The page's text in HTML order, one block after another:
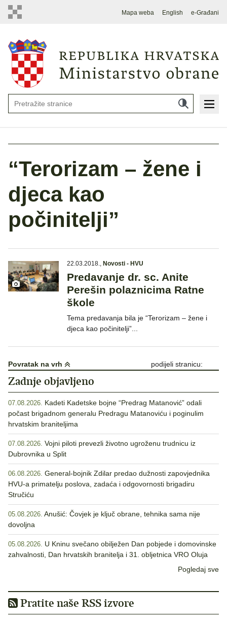
Mapa weba English e-Građani
“Terorizam – žene i
djeca kao
počinitelji”
22.03.2018., Novosti - HVU
Predavanje dr. sc. Anite
Perešin polaznicima Ratne
škole
Tema predavanja bila je “Terorizam – žene i
djeca kao počinitelji”...
Povratak na vrh podijeli stranicu:
Zadnje objavljeno
07.08.2026. Kadeti Kadetske bojne “Predrag Matanović” odali
počast brigadnom generalu Predragu Matanoviću i poginulim
hrvatskim braniteljima
07.08.2026. Vojni piloti prevezli životno ugroženu trudnicu iz
Dubrovnika u Split
06.08.2026. General-bojnik Zdilar predao dužnosti zapovjednika
HVU-a primatelju poslova, zadaća i odgovornosti brigadiru
Stručiću
05.08.2026. Anušić: Čovjek je ključ obrane, tehnika sama nije
dovoljna
05.08.2026. U Kninu svečano obilježen Dan pobjede i domovinske
zahvalnosti, Dan hrvatskih branitelja i 31. obljetnica VRO Oluja
Pogledaj sve
Pratite naše RSS izvore